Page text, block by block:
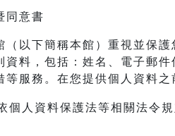
同意書
（以下簡稱本館）重視並保
資料，包括：姓名、電子郵
服務。在您提供個人資料
個人資料保護法等相關法令